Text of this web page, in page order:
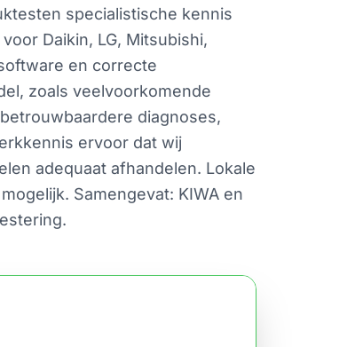
specialistische kennis
Daikin, LG, Mitsubishi,
en correcte
zoals veelvoorkomende
diagnoses,
ervoor dat wij
adequaat afhandelen. Lokale
Samengevat: KIWA en